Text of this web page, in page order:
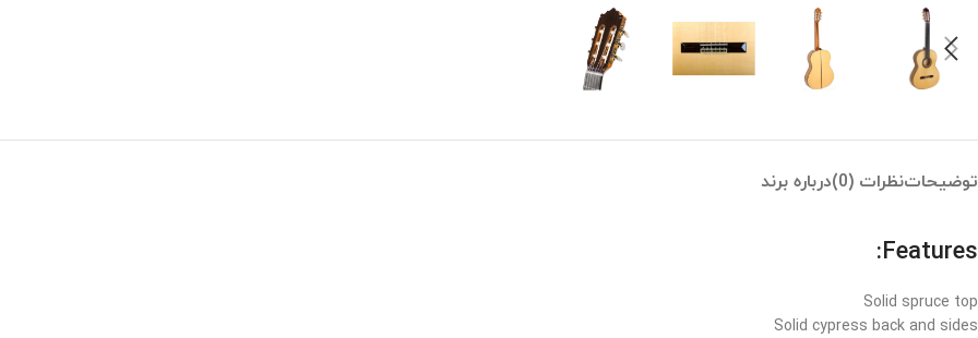
توضیحاتنظرات (0) درباره برند
Features:
Solid spruce top
Solid cypress back and sides